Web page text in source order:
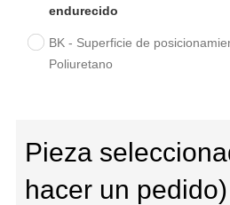
endurecido
BK - Superficie de posicionamiento con
Poliuretano
Pieza
hacer un pedido)